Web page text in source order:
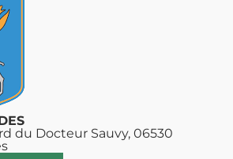
du Docteur Sauvy, 06530